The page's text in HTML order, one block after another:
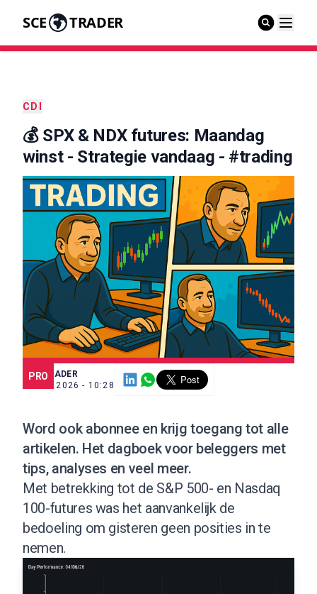
SCE TRADER
CDI
💰 SPX & NDX futures: Maandag
winst - Strategie vandaag - #trading
PRO
SCE TRADER
7 APR. 2026 - 10:28
Word ook abonneeen krijg toegang tot alle
artikelen. Het dagboek voor beleggers met
tips, analyses en veel meer.
Met betrekking tot de S&P 500- en Nasdaq
100-futures was het aanvankelijk de
bedoeling om gisteren geen posities in te
nemen.